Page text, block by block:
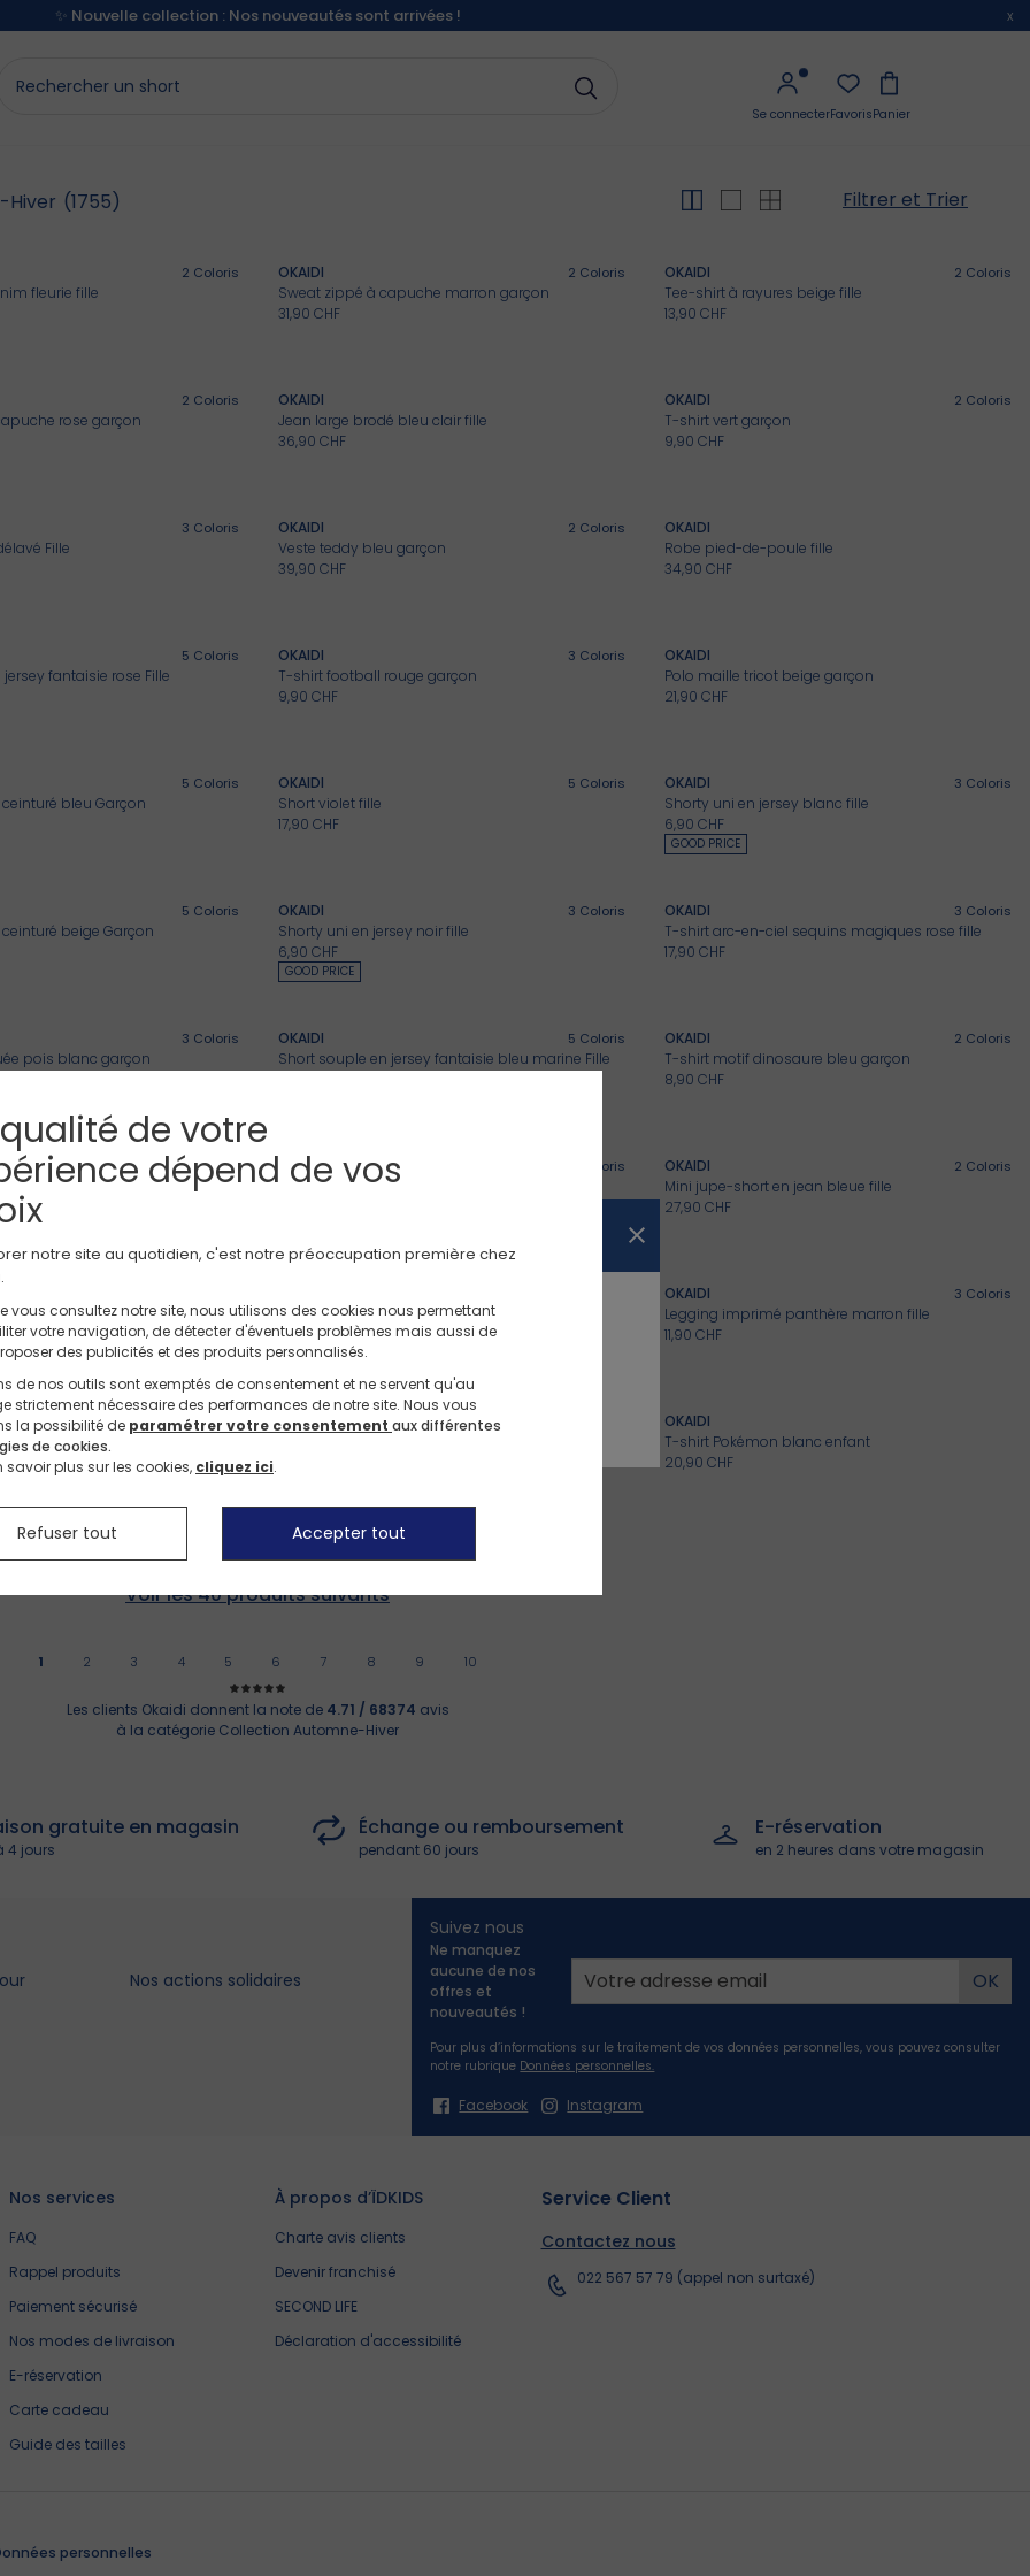
✨ Nouvelle collection : Nos nouveautés sont arrivées ! x
Se connecter Panier
Favoris
Robes à -50%*
Nos nouveaux pantalons Tshirt à -50%*
Hiver (1755) Filtrer et Trier
2 Coloris
fleurie fille
OKAIDI 2 Coloris
Sweat zippé à capuche marron garçon
31,90 CHF
OKAIDI 2 Coloris
Tee-shirt à rayures beige fille
13,90 CHF
2 Coloris
rose garçon
OKAIDI
Jean large brodé bleu clair fille
36,90 CHF
OKAIDI 2 Coloris
T-shirt vert garçon
9,90 CHF
3 Coloris
Fille
OKAIDI 2 Coloris
Veste teddy bleu garçon
39,90 CHF
OKAIDI
Robe pied-de-poule fille
34,90 CHF
5 Coloris
fantaisie rose Fille
OKAIDI 3 Coloris
T-shirt football rouge garçon
9,90 CHF
OKAIDI
Polo maille tricot beige garçon
21,90 CHF
5 Coloris
bleu Garçon
OKAIDI 5 Coloris
Short violet fille
17,90 CHF
GOOD PRICE
OKAIDI 3 Coloris
Shorty uni en jersey blanc fille
6,90 CHF
5 Coloris
beige Garçon
GOOD PRICE
OKAIDI 3 Coloris
Shorty uni en jersey noir fille
6,90 CHF
OKAIDI 3 Coloris
T-shirt arc-en-ciel sequins magiques rose fille
17,90 CHF
3 Coloris
pois blanc garçon
OKAIDI 5 Coloris
Short souple en jersey fantaisie bleu marine Fille
OKAIDI 2 Coloris
T-shirt motif dinosaure bleu garçon
8,90 CHF
2 Coloris
kaki garçon
13,95 CHF
OKAIDI Coloris
T-shirt coeur sequins magiques mauve fille
OKAIDI 2 Coloris
Mini jupe-short en jean bleue fille
27,90 CHF
manches courtes Fille
GOOD PRICE
Bermuda coton marron garçon
16,90 CHF
OKAIDI 3 Coloris
Legging imprimé panthère marron fille
11,90 CHF
imprimée papillon
OKAIDI
OKAIDI
T-shirt Pokémon blanc enfant
20,90 CHF
1 2 3 4 5 6 7 8 9 10
Les clients Okaidi donnent la note de 4.71 / 68374 avis
à la catégorie Collection Automne-Hiver
gratuite en magasin
4 jours
Échange ou remboursement
pendant 60 jours
E-réservation
en 2 heures dans votre magasin
Nos actions solidaires
Suivez nous
Ne manquez
aucune de nos
offres et
nouveautés !
Pour plus d’informations sur le traitement de vos données personnelles, vous pouvez consulter
notre rubrique Données personnelles.
Facebook Instagram
Nos services
FAQ
Rappel produits
Paiement sécurisé
Nos modes de livraison
E-réservation
Carte cadeau
Guide des tailles
À propos d’ÏDKIDS
Charte avis clients
Devenir franchisé
SECOND LIFE
Déclaration d'accessibilité
Service Client
Contactez nous
022 567 57 79 (appel non surtaxé)
personnelles
Unsere Website existiert auch in Französicher Sprache.
Möchten Sie mit der deutschen Version fortfahren?
Français Deutsch
de votre
dépend de vos
notre site au quotidien, c'est notre préoccupation première chez
vous consultez notre site, nous utilisons des cookies nous permettant
votre navigation, de détecter d'éventuels problèmes mais aussi de
des publicités et des produits personnalisés.
de nos outils sont exemptés de consentement et ne servent qu'au
strictement nécessaire des performances de notre site. Nous vous
la possibilité de paramétrer votre consentement aux différentes
de cookies.
savoir plus sur les cookies, cliquez ici.
Refuser tout Accepter tout